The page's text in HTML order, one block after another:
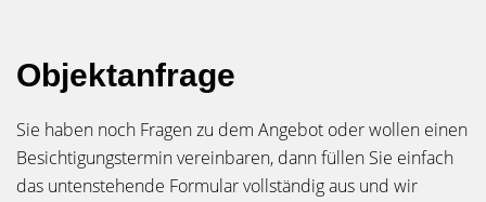
Objektanfrage
Sie haben noch Fragen zu dem Angebot oder wollen einen
Besichtigungstermin vereinbaren, dann füllen Sie einfach
das untenstehende Formular vollständig aus und wir